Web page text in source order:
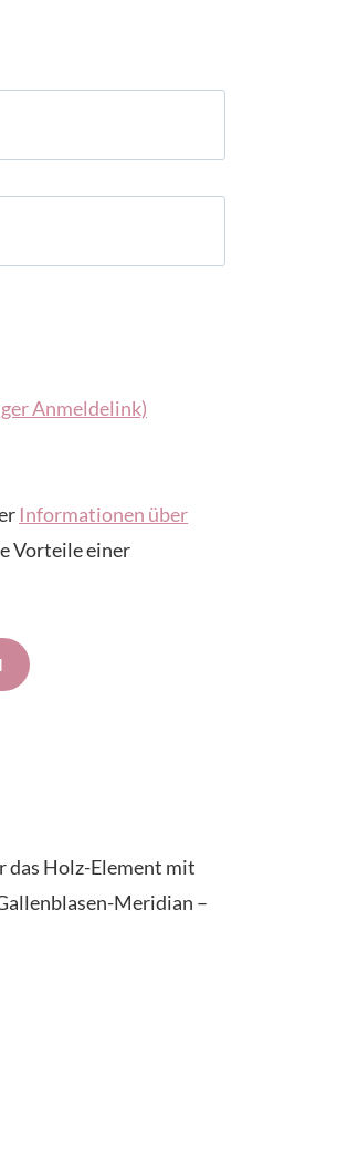
Anmeldelink)
Informationen über
Vorteile einer
das Holz-Element mit
Meridian –